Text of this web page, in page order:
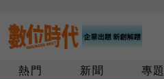
熱門 新聞 專題